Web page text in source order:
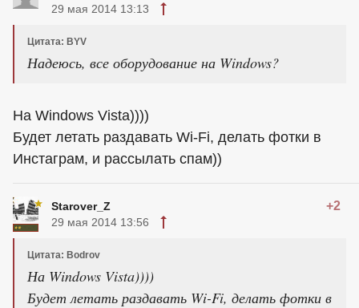
29 мая 2014 13:13
Цитата: BYV
Надеюсь, все оборудование на Windows?
На Windows Vista))))
Будет летать раздавать Wi-Fi, делать фотки в
Инстаграм, и рассылать спам))
Starover_Z +2
29 мая 2014 13:56
Цитата: Bodrov
На Windows Vista))))
Будет летать раздавать Wi-Fi, делать фотки в